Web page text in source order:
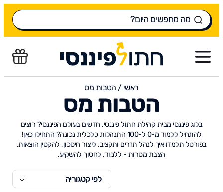
ראשי / הטבות מס
הטבות מס
בלוג פיננסי מבית קהילת חתול פיננסי. חדשים בעולם הפיננסי? רוצים
להתחיל ללמוד מ-0 ל-100 התנהלות כלכלית נכונה? התחילו כאן!
בפורטל תלמדו איך לנהל תזרים ותקציב, ליצור חיסכון, להקטין הוצאות,
הצבת מטרות - ללמוד, לחסוך להשקיע.
לפי קטגוריה